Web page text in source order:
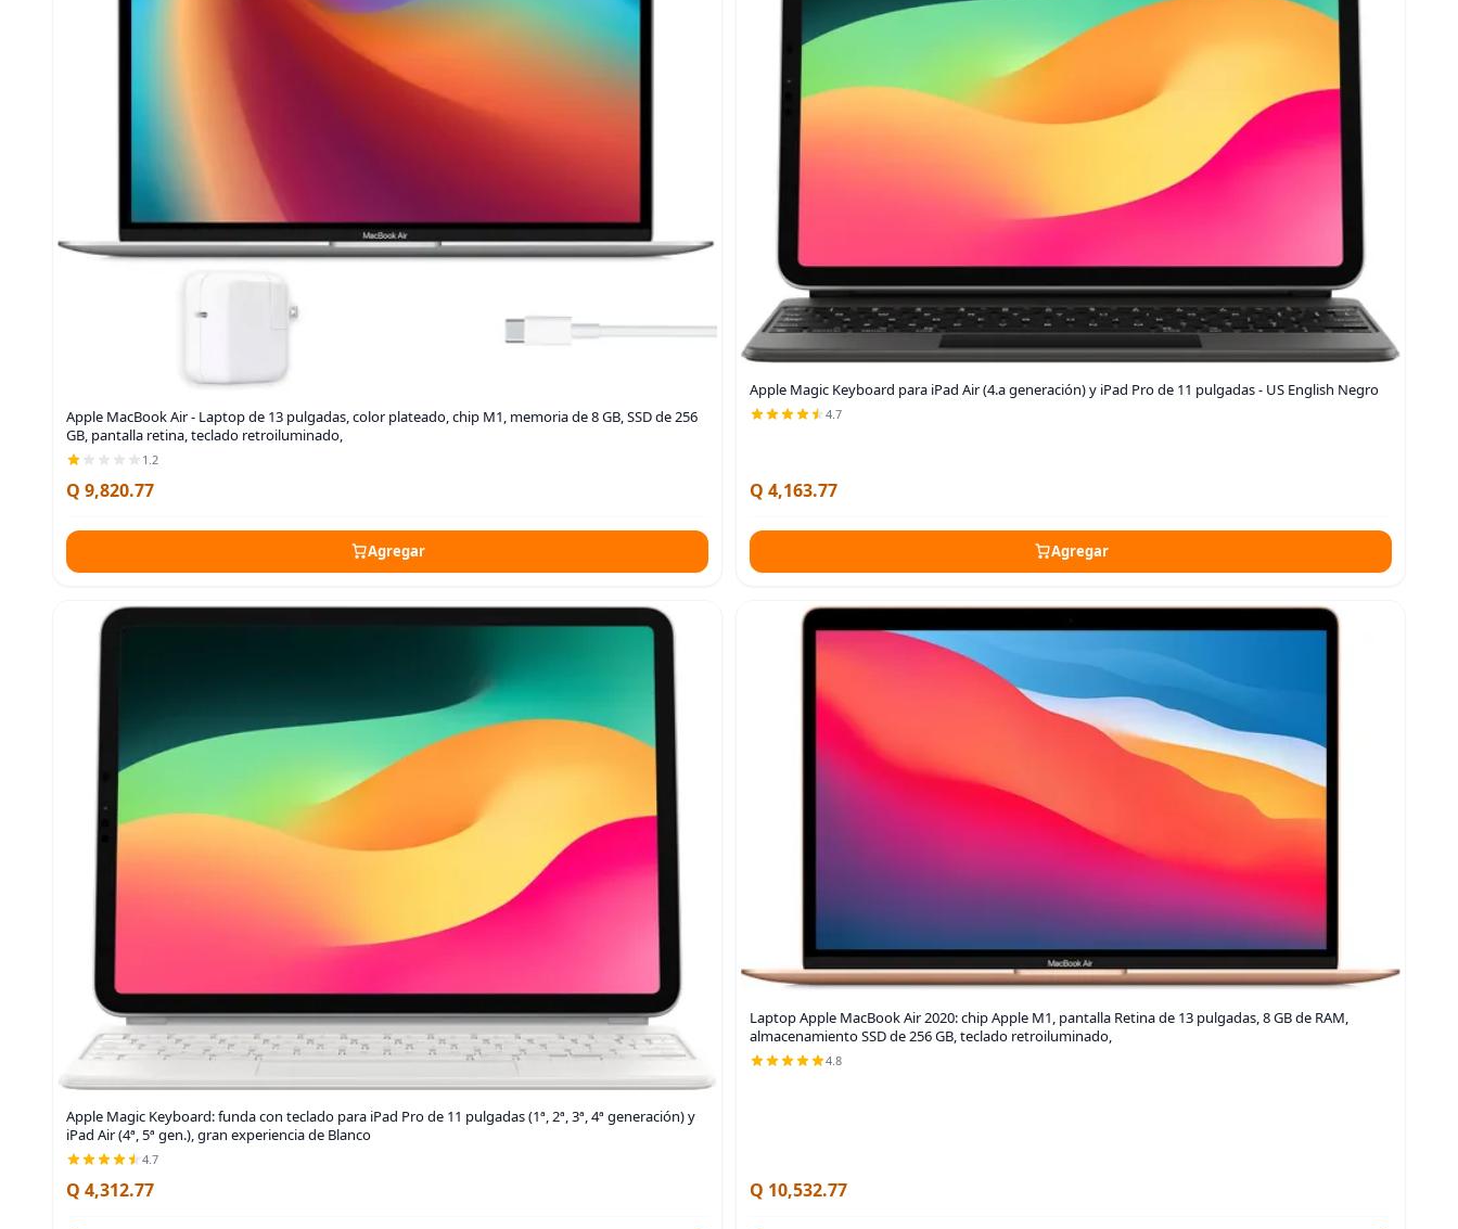
Apple MacBook Air - Laptop de 13 pulgadas, color plateado, chip M1, memoria de 8 GB, SSD de 256
GB, pantalla retina, teclado retroiluminado,
1.2
Q 9,820.77
Agregar
Apple Magic Keyboard para iPad Air (4.a generación) y iPad Pro de 11 pulgadas - US English Negro
4.7
Q 4,163.77
Agregar
Apple Magic Keyboard: funda con teclado para iPad Pro de 11 pulgadas (1ª, 2ª, 3ª, 4ª generación) y
iPad Air (4ª, 5ª gen.), gran experiencia de Blanco
4.7
Q 4,312.77
Laptop Apple MacBook Air 2020: chip Apple M1, pantalla Retina de 13 pulgadas, 8 GB de RAM,
almacenamiento SSD de 256 GB, teclado retroiluminado,
4.8
Q 10,532.77